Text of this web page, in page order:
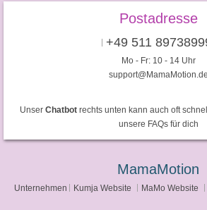
Postadresse
+49 511
Mo - Fr: 10 - 14 Uhr
support@MamaMotion.de
Unser Chatbotrechts unten kann auch oft
unsere FAQs für dich
MamaMotion
Unternehmen Kumja Website MaMo Website